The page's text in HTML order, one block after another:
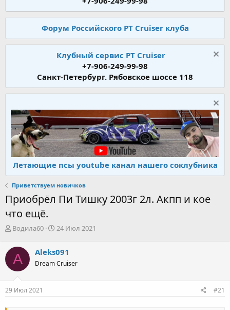
Форум Российского PT Cruiser клуба
Клубный сервис PT Cruiser
+7-906-249-99-98
Санкт-Петербург. Рябовское шоссе 118
Летающие псы youtube канал нашего соклубника
Приветствуем новичков
Приобрёл Пи Тишку 2003г 2л. Акпп и кое
что ещё.
А
т
о
р
т
е
м
Водила60
Д
а
н
ч
24 Июл 2021
A Aleks091
Dream Cruiser
29 Июл 2021 #21